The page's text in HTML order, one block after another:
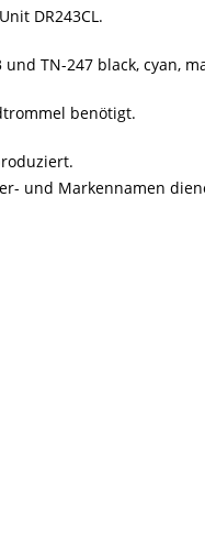
DR243CL.
und TN-247 black, cyan,
benötigt.
und Markennamen